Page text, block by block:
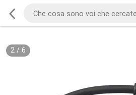
2/ 6